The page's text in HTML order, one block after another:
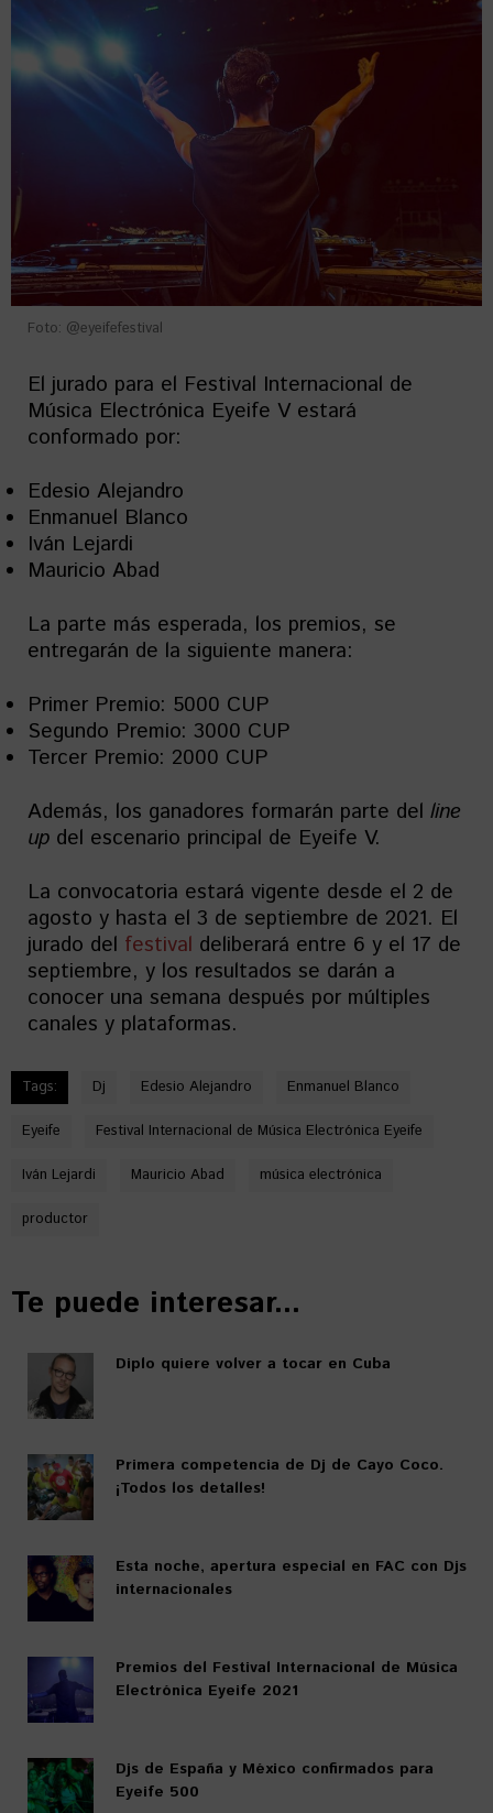
Foto: @eyeifefestival
El jurado para el Festival Internacional de
Música Electrónica Eyeife V estará
conformado por:
Edesio Alejandro
Enmanuel Blanco
Iván Lejardi
Mauricio Abad
La parte más esperada, los premios, se
entregarán de la siguiente manera:
Primer Premio: 5000 CUP
Segundo Premio: 3000 CUP
Tercer Premio: 2000 CUP
Además, los ganadores formarán parte del line
up del escenario principal de Eyeife V.
La convocatoria estará vigente desde el 2 de
agosto y hasta el 3 de septiembre de 2021. El
jurado del festival deliberará entre 6 y el 17 de
septiembre, y los resultados se darán a
conocer una semana después por múltiples
canales y plataformas.
Tags: Dj Edesio Alejandro Enmanuel Blanco
Eyeife Festival Internacional de Música Electrónica Eyeife
Iván Lejardi Mauricio Abad música electrónica
productor
Te puede interesar...
Diplo quiere volver a tocar en Cuba
Primera competencia de Dj de Cayo Coco.
¡Todos los detalles!
Esta noche, apertura especial en FAC con Djs
internacionales
Premios del Festival Internacional de Música
Electrónica Eyeife 2021
Djs de España y México confirmados para
Eyeife 500